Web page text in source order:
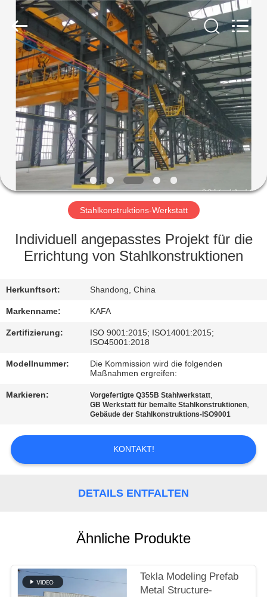
ZU
HAUSE
PRODUKTE
VIDEOS
VR
ÜBER
WERKSBESICHTIGUNG
QUALITÄTSKONTROLLE
NEUIGKEITEN
FÄLLE
DATENSCHUTZRICHTLINIE
Fabrication
Rights
Reserved.
Stahlkonstruktions-Werkstatt
Individuell angepasstes Projekt für die
Errichtung von Stahlkonstruktionen
Herkunftsort: Shandong, China
Markenname: KAFA
Zertifizierung:
ISO 9001:2015; ISO14001:2015;
ISO45001:2018
Modellnummer:
Die Kommission wird die folgenden
Maßnahmen ergreifen:
Markieren: Vorgefertigte Q355B Stahlwerkstatt,
GB Werkstatt für bemalte Stahlkonstruktionen,
Gebäude der Stahlkonstruktions-ISO9001
KONTAKT!
DETAILS ENTFALTEN
Ähnliche Produkte
Tekla Modeling Prefab
Metal Structure-